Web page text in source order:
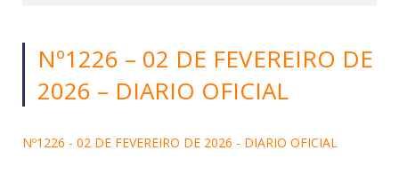
Nº1226 – 02 DE FEVEREIRO DE
2026 – DIARIO OFICIAL
Nº1226 - 02 DE FEVEREIRO DE 2026 - DIARIO OFICIAL